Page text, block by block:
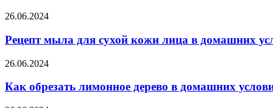
26.06.2024
Рецепт мыла для сухой кожи лица в домашних
26.06.2024
Как обрезать лимонное дерево в домашних